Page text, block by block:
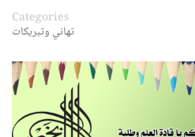
Categories
تهاني وتبريكات